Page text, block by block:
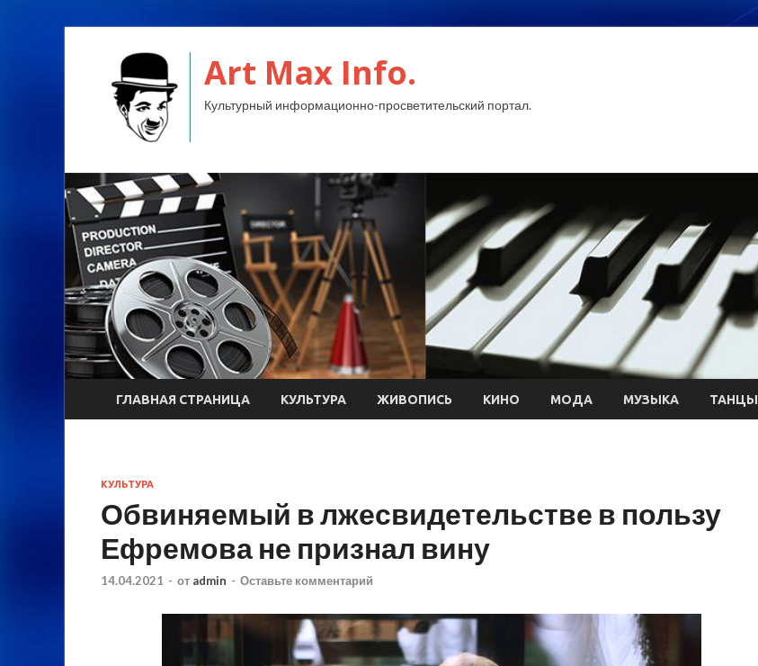
Art Max Info.
Культурный информационно-просветительский портал.
ГЛАВНАЯ СТРАНИЦА КУЛЬТУРА ЖИВОПИСЬ КИНО МОДА МУЗЫКА ТАНЦЫ
КУЛЬТУРА
Обвиняемый в лжесвидетельстве в пользу
Ефремова не признал вину
14.04.2021 - от admin - Оставьте комментарий